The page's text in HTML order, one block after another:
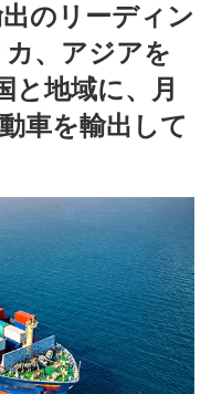
o
のリーディン
、アジアを
と地域に、月
車を輸出して